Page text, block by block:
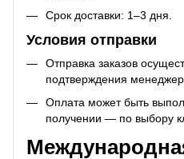
Срок доставки: 1–3 дня.
Условия отправки
Отправка заказов
подтверждения
Оплата может быть
получении — по выбору